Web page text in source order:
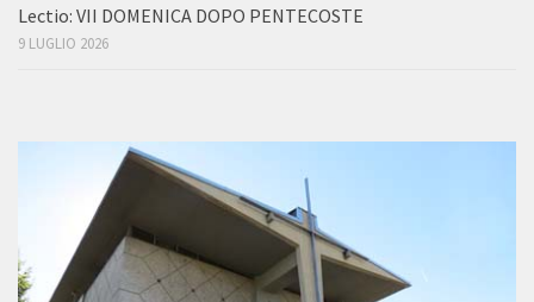
Lectio: VII DOMENICA DOPO PENTECOSTE
9 LUGLIO 2026